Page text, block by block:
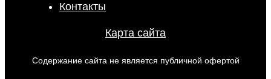
Контакты
Карта сайта
Содержание сайта не является публичной офертой